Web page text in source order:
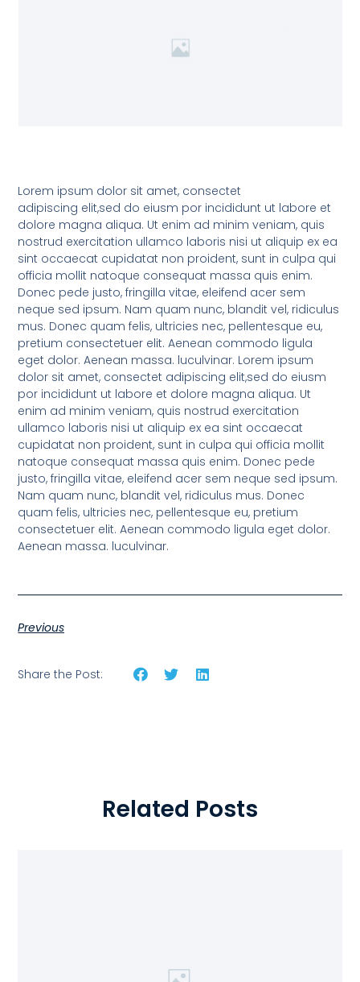
Lorem ipsum dolor sit amet, consectet
adipiscing elit,sed do eiusm por incididunt ut labore et
dolore magna aliqua. Ut enim ad minim veniam, quis
nostrud exercitation ullamco laboris nisi ut aliquip ex ea
sint occaecat cupidatat non proident, sunt in culpa qui
officia mollit natoque consequat massa quis enim.
Donec pede justo, fringilla vitae, eleifend acer sem
neque sed ipsum. Nam quam nunc, blandit vel, ridiculus
mus. Donec quam felis, ultricies nec, pellentesque eu,
pretium consectetuer elit. Aenean commodo ligula
eget dolor. Aenean massa. luculvinar. Lorem ipsum
dolor sit amet, consectet adipiscing elit,sed do eiusm
por incididunt ut labore et dolore magna aliqua. Ut
enim ad minim veniam, quis nostrud exercitation
ullamco laboris nisi ut aliquip ex ea sint occaecat
cupidatat non proident, sunt in culpa qui officia mollit
natoque consequat massa quis enim. Donec pede
justo, fringilla vitae, eleifend acer sem neque sed ipsum.
Nam quam nunc, blandit vel, ridiculus mus. Donec
quam felis, ultricies nec, pellentesque eu, pretium
consectetuer elit. Aenean commodo ligula eget dolor.
Aenean massa. luculvinar.
Previous
Share the Post:
Related Posts